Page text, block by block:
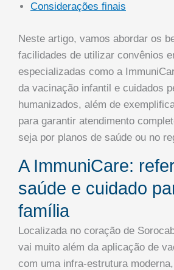
Considerações finais
Neste artigo, vamos abordar os
facilidades de utilizar convênios
especializadas como a
da vacinação infantil e cuidados
humanizados, além de
para garantir atendimento
seja por planos de saúde ou no
A ImmuniCare:
saúde e cuidado
família
Localizada no coração de
vai muito além da aplicação de
com uma infra-estrutura